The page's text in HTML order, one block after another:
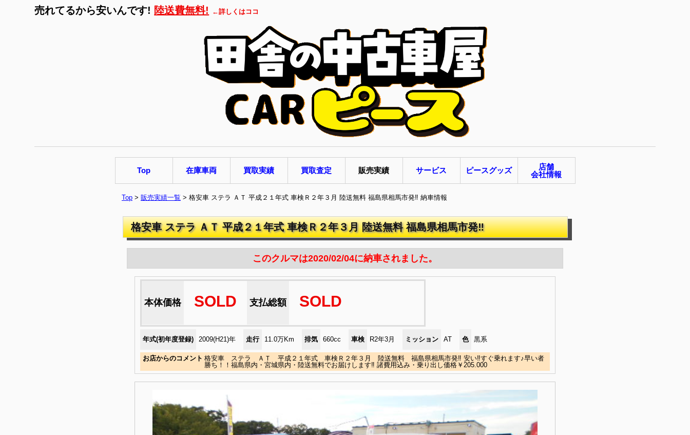
売れてるから安いんです! 陸送費無料! ←詳しくはココ
Top 在庫車両 買取実績 買取査定 販売実績 サービス ピースグッズ
店舗
会社情報
Top > 販売実績一覧 > 格安車 ステラ ＡＴ 平成２１年式 車検Ｒ２年３月 陸送無料 福島県相馬市発‼ 納車情報
格安車 ステラ ＡＴ 平成２１年式 車検Ｒ２年３月 陸送無料 福島県相馬市発‼
このクルマは2020/02/04に納車されました。
本体価格 SOLD 支払総額 SOLD
年式(初年度登録) 2009(H21)年 走行 11.0万Km 排気 660cc 車検 R2年3月 ミッション AT 色 黒系
お店からのコメント 格安車 ステラ ＡＴ 平成２１年式 車検Ｒ２年３月 陸送無料 福島県相馬市発‼ 安い‼すぐ乗れます♪早い者
勝ち！！福島県内・宮城県内・陸送無料でお届けします‼ 諸費用込み・乗り出し価格￥205.000